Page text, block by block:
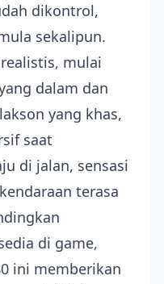
dikontrol,
sekalipun.
mulai
dalam dan
yang khas,
saat
di jalan, sensasi
terasa
di game,
ini memberikan